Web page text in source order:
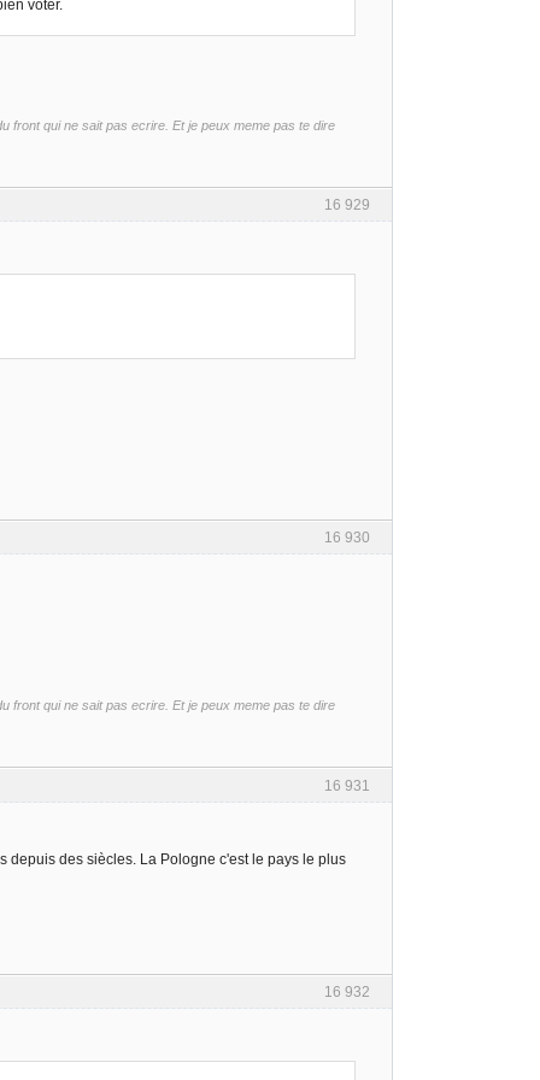
voter.
front qui ne sait pas ecrire. Et je peux meme pas te dire
16 929
16 930
front qui ne sait pas ecrire. Et je peux meme pas te dire
16 931
depuis des siècles. La Pologne c'est le pays le plus
16 932